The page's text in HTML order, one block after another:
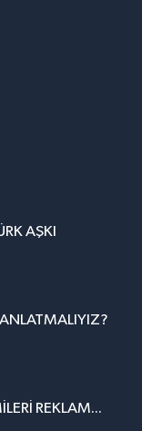
AŞKI
REKLAM...